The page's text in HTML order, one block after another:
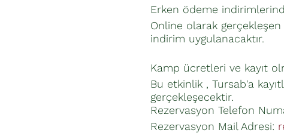
Erken ödeme
Online olarak gerçekleşen
indirim uygulanacaktır.
Kamp ücretleri ve kayıt
Bu etkinlik , Tursab'a
gerçekleşecektir.
Rezervasyon Telefon
Rezervasyon Mail Adresi: